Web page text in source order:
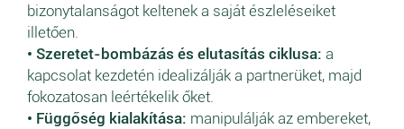
bizonytalanságot keltenek a saját észleléseiket
illetően.
• Szeretet-bombázás és elutasítás ciklusa: a
kapcsolat kezdetén idealizálják a partnerüket, majd
fokozatosan leértékelik őket.
• Függőség kialakítása: manipulálják az embereket,